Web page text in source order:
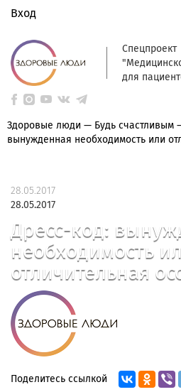
Вход
Спецпроект
для
Здоровые люди — Будь счастливым
вынужденная необходимость или
28.05.2017
28.05.2017
Дресс-код:
необходимость
отличительная
Поделитесь ссылкой